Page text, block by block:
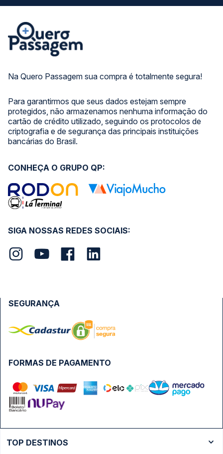
Na Quero Passagem sua compra é totalmente segura!
Para garantirmos que seus dados estejam sempre
protegidos, não armazenamos nenhuma informação do
cartão de crédito utilizado, seguindo os protocolos de
criptografia e de segurança das principais instituições
bancárias do Brasil.
SIGA NOSSAS REDES SOCIAIS:
CONHEÇA O GRUPO QP:
FORMAS DE PAGAMENTO
SEGURANÇA
TOP DESTINOS